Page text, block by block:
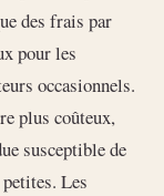
des frais par
pour les
occasionnels.
plus coûteux,
susceptible de
Les